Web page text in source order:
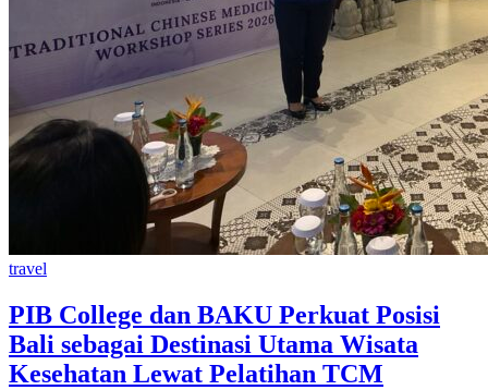
travel
PIB College dan BAKU Perkuat Posisi
Bali sebagai Destinasi Utama Wisata
Kesehatan Lewat Pelatihan TCM